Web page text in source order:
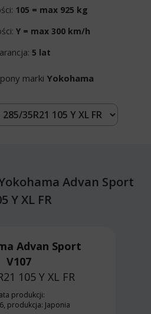
105 = max 925 kg
Y = max 300 km/h
5 lat
marki Yokohama
Advan Sport
Y XL FR
Advan Sport
V107
105 Y XL FR
produkcji:
produkcja: Japonia